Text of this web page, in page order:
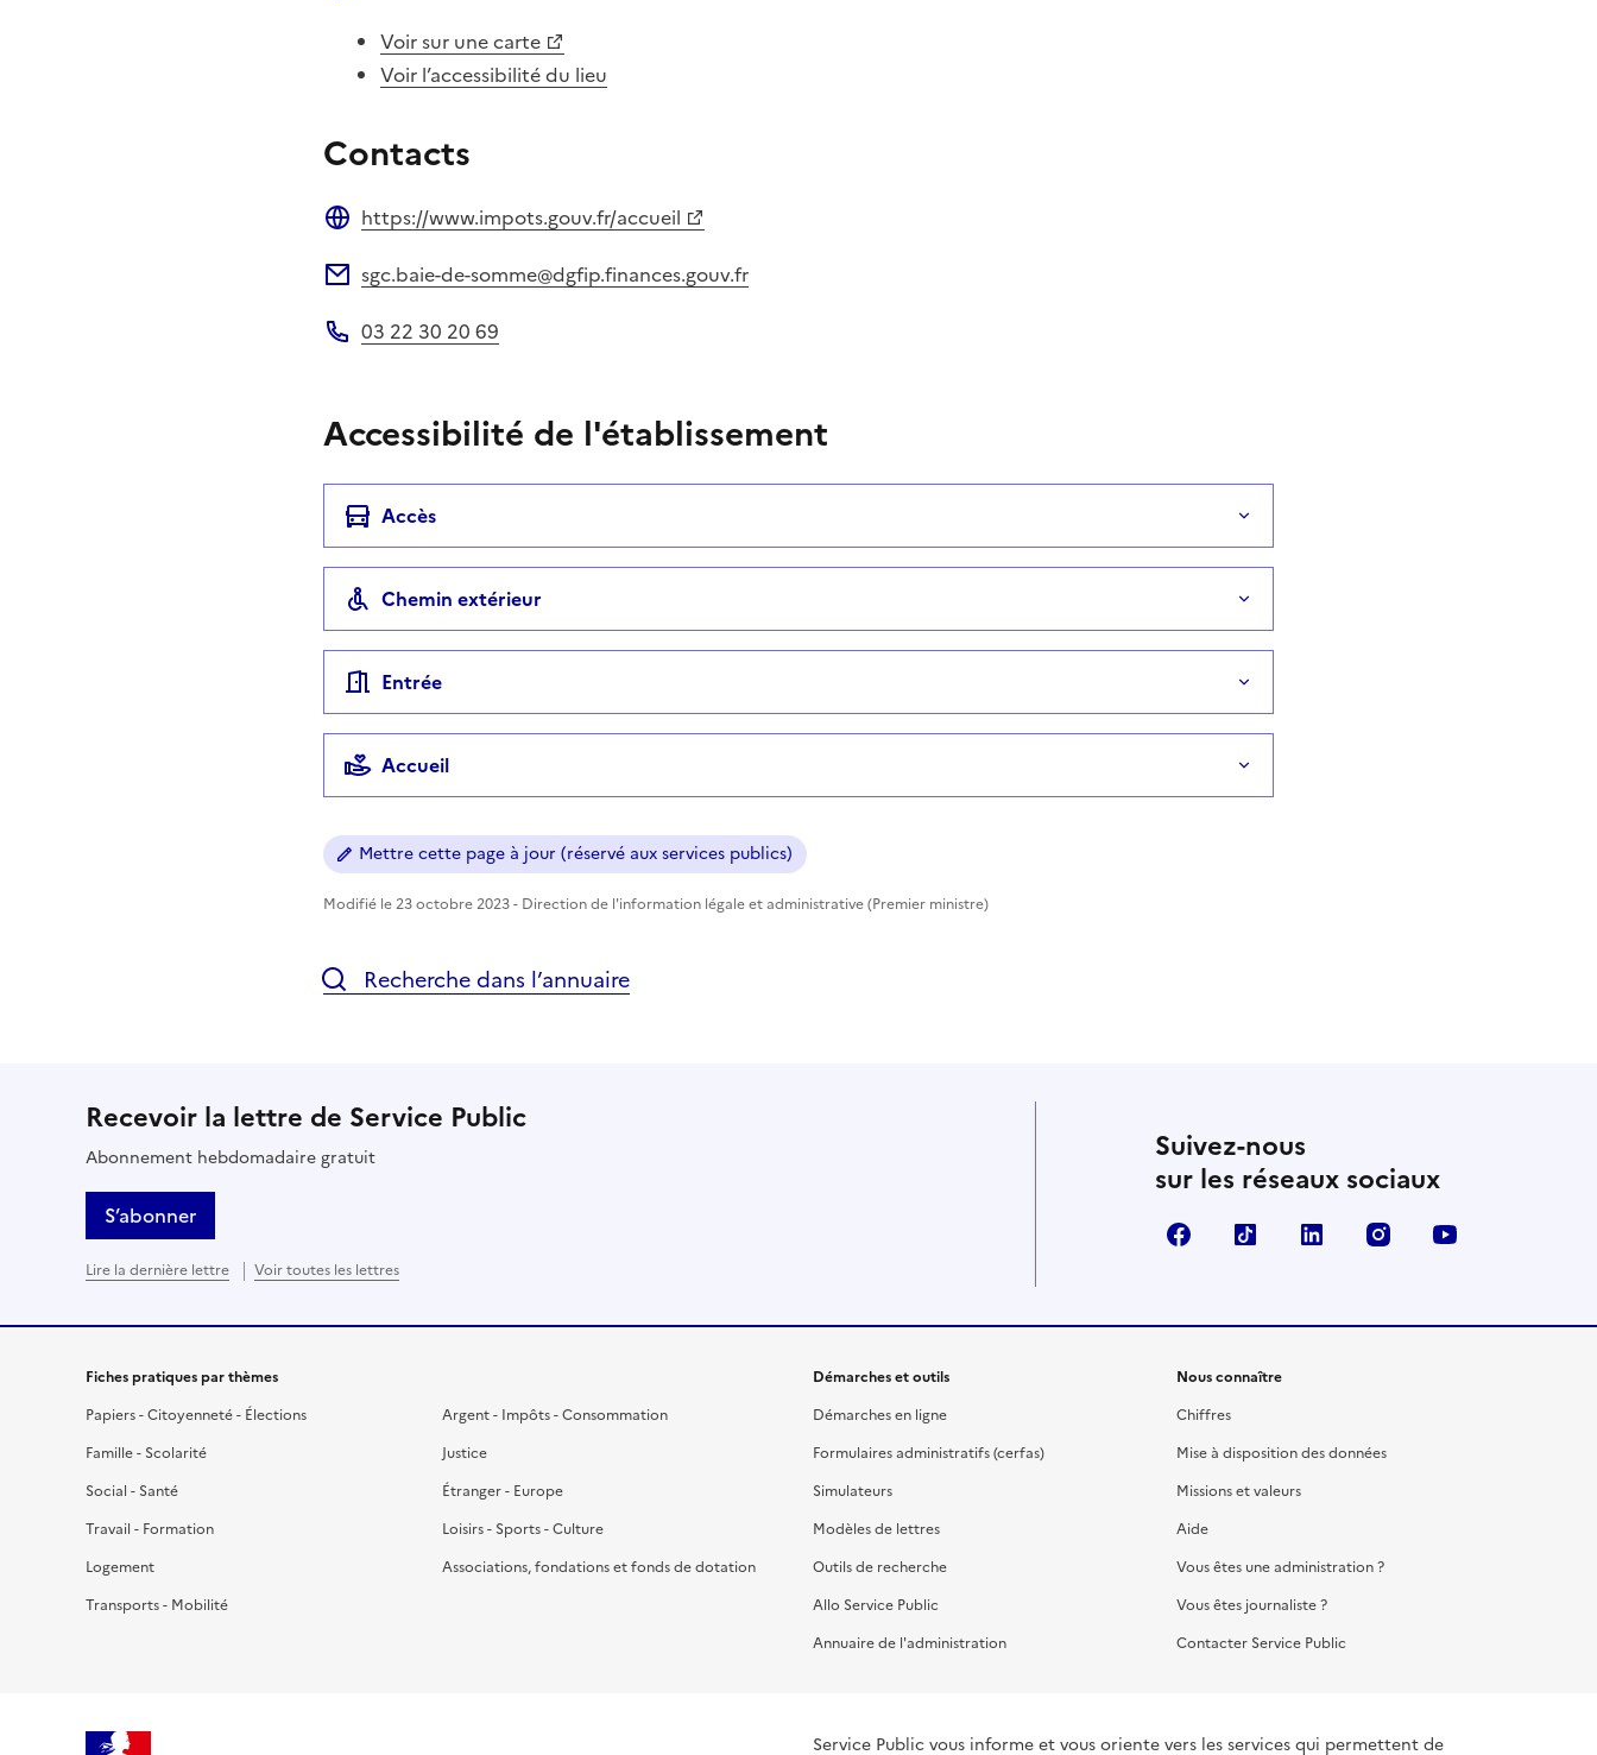
Voir sur une carte
Voir l’accessibilité du lieu
Contacts
https://www.impots.gouv.fr/accueil
sgc.baie-de-somme@dgfip.finances.gouv.fr
03 22 30 20 69
Accessibilité de l'établissement
Accès
Chemin extérieur
Entrée
Accueil
Mettre cette page à jour (réservé aux services publics)
Modifié le 23 octobre 2023 - Direction de l'information légale et administrative (Premier ministre)
Recherche dans l’annuaire
Recevoir la lettre de Service Public
Abonnement hebdomadaire gratuit
S’abonner
Lire la dernière lettre Voir toutes les lettres
Suivez-nous
sur les réseaux sociaux
FacebookTikTok LinkedIn Instagram
Fiches pratiques par thèmes
Papiers - Citoyenneté - Élections
Famille - Scolarité
Social - Santé
Travail - Formation
Logement
Transports - Mobilité
Argent - Impôts - Consommation
Justice
Étranger - Europe
Loisirs - Sports - Culture
Associations, fondations et fonds de dotation
Démarches et outils
Démarches en ligne
Formulaires administratifs (cerfas)
Simulateurs
Modèles de lettres
Outils de recherche
Allo Service Public
Annuaire de l'administration
Nous connaître
Chiffres
Mise à disposition des données
Missions et valeurs
Aide
Vous êtes une administration ?
Vous êtes journaliste ?
Contacter Service Public
Service Public vous informe et vous oriente vers les services qui permettent de